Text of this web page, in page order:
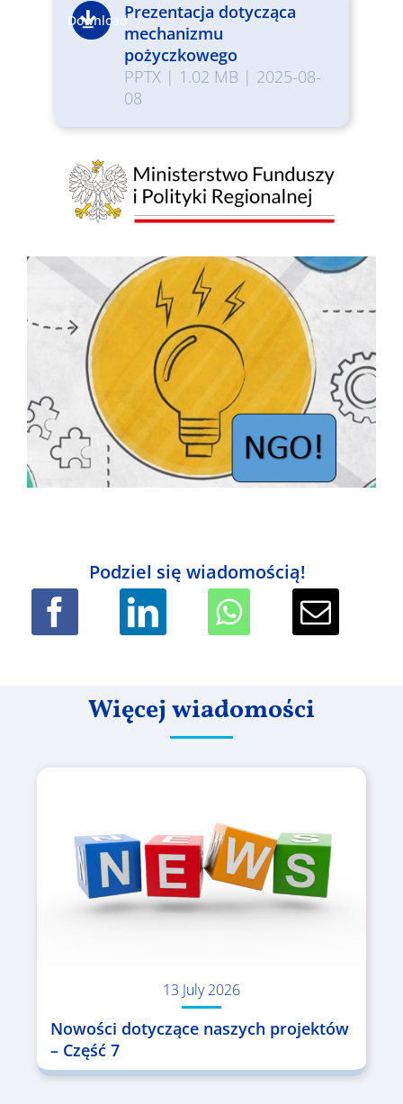
DownloadPrezentacja dotycząca
mechanizmu
pożyczkowego
PPTX| 1.02 MB | 2025-08-
08
Podziel się wiadomością!
Więcej wiadomości
13 July 2026
Nowości dotyczące naszych projektów
– Część 7